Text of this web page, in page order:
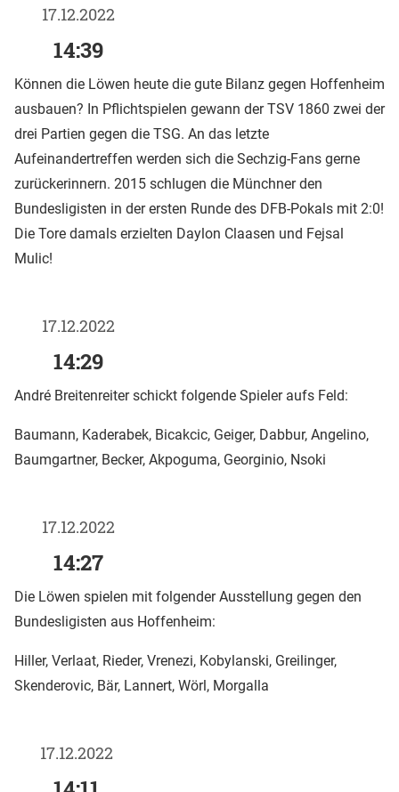
17.12.2022
14:39
Können die Löwen heute die gute Bilanz gegen Hoffenheim
ausbauen? In Pflichtspielen gewann der TSV 1860 zwei der
drei Partien gegen die TSG. An das letzte
Aufeinandertreffen werden sich die Sechzig-Fans gerne
zurückerinnern. 2015 schlugen die Münchner den
Bundesligisten in der ersten Runde des DFB-Pokals mit 2:0!
Die Tore damals erzielten Daylon Claasen und Fejsal
Mulic!
17.12.2022
14:29
André Breitenreiter schickt folgende Spieler aufs Feld:
Baumann, Kaderabek, Bicakcic, Geiger, Dabbur, Angelino,
Baumgartner, Becker, Akpoguma, Georginio, Nsoki
17.12.2022
14:27
Die Löwen spielen mit folgender Ausstellung gegen den
Bundesligisten aus Hoffenheim:
Hiller, Verlaat, Rieder, Vrenezi, Kobylanski, Greilinger,
Skenderovic, Bär, Lannert, Wörl, Morgalla
17.12.2022